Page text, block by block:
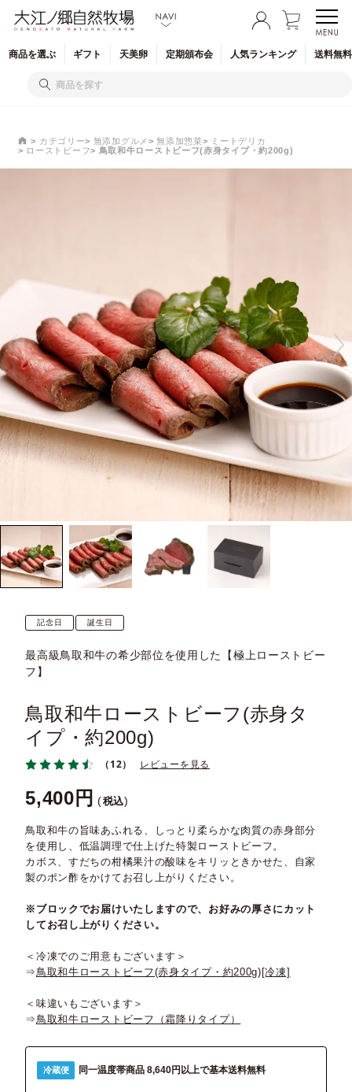
商品を選ぶ ギフト 天美卵 定期頒布会 人気ランキング 送料無
カテゴリー 無添加グルメ 無添加惣菜
ミートデリカ
ローストビーフ
鳥取和牛ローストビーフ(赤身タイプ・約200g)
記念日 誕生日
最高級鳥取和牛の希少部位を使用した【極上ローストビー
フ】
鳥取和牛ローストビーフ(赤身タ
イプ・約200g)
（12） レビューを見る
5,400 税込
鳥取和牛の旨味あふれる、しっとり柔らかな肉質の赤身部分
を使用し、低温調理で仕上げた特製ローストビーフ。
カボス、すだちの柑橘果汁の酸味をキリッときかせた、自家
製のポン酢をかけてお召し上がりください。
※ブロックでお届けいたしますので、お好みの厚さにカット
してお召し上がりください。
＜冷凍でのご用意もございます＞
⇒鳥取和牛ローストビーフ(赤身タイプ・約200g)[冷凍]
＜味違いもございます＞
⇒鳥取和牛ローストビーフ（霜降りタイプ）
冷蔵便 同一温度帯商品 8,640円以上で基本送料無料